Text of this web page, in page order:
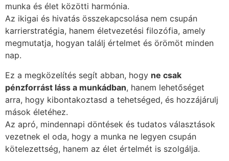
munka és élet közötti harmónia.
Az ikigai és hivatás összekapcsolása nem csupán
karrierstratégia, hanem életvezetési filozófia, amely
megmutatja, hogyan találj értelmet és örömöt minden
nap.
Ez a megközelítés segít abban, hogy ne csak
pénzforrást láss a munkádban, hanem lehetőséget
arra, hogy kibontakoztasd a tehetséged, és hozzájárulj
mások életéhez.
Az apró, mindennapi döntések és tudatos választások
vezetnek el oda, hogy a munka ne legyen csupán
kötelezettség, hanem az élet értelmét is szolgálja.